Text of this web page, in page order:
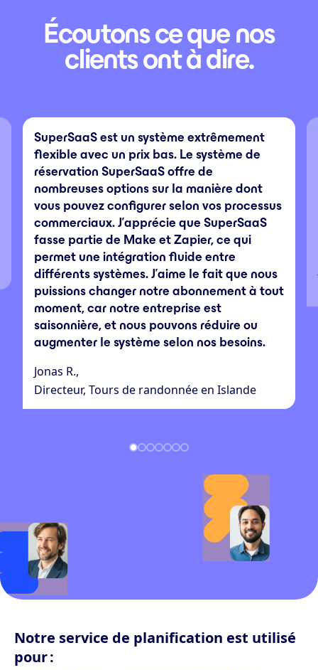
Écoutons ce que nos
clients ont à dire.
SuperSaaS est un système extrêmement
flexible avec un prix bas. Le système de
réservation SuperSaaS offre de
nombreuses options sur la manière dont
vous pouvez configurer selon vos processus
commerciaux. J’apprécie que SuperSaaS
fasse partie de Make et Zapier, ce qui
permet une intégration fluide entre
différents systèmes. J’aime le fait que nous
puissions changer notre abonnement à tout
moment, car notre entreprise est
saisonnière, et nous pouvons réduire ou
augmenter le système selon nos besoins.
Jonas R.,
Directeur, Tours de randonnée en Islande
Notre service de planification est utilisé
pour :